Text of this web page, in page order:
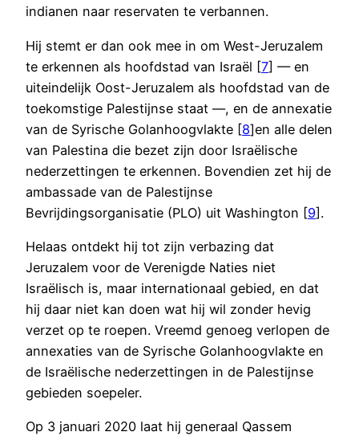
indianen naar reservaten te verbannen.
Hij stemt er dan ook mee in om West-Jeruzalem
te erkennen als hoofdstad van Israël [7] — en
uiteindelijk Oost-Jeruzalem als hoofdstad van de
toekomstige Palestijnse staat —, en de annexatie
van de Syrische Golanhoogvlakte [8]en alle delen
van Palestina die bezet zijn door Israëlische
nederzettingen te erkennen. Bovendien zet hij de
ambassade van de Palestijnse
Bevrijdingsorganisatie (PLO) uit Washington [9].
Helaas ontdekt hij tot zijn verbazing dat
Jeruzalem voor de Verenigde Naties niet
Israëlisch is, maar internationaal gebied, en dat
hij daar niet kan doen wat hij wil zonder hevig
verzet op te roepen. Vreemd genoeg verlopen de
annexaties van de Syrische Golanhoogvlakte en
de Israëlische nederzettingen in de Palestijnse
gebieden soepeler.
Op 3 januari 2020 laat hij generaal Qassem